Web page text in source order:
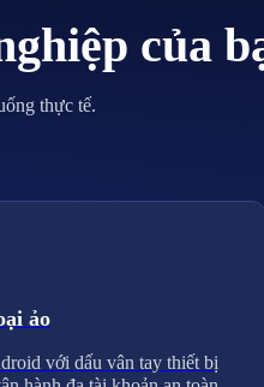
của
thực tế.
ảo
với dấu vân tay thiết bị